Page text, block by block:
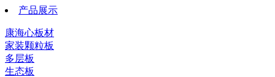
产品展示
康海心板材
家装颗粒板
多层板
生态板